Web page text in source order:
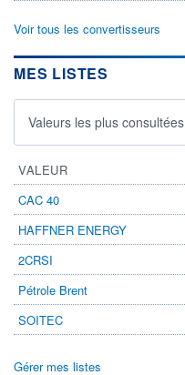
Voir tous les convertisseurs
MES LISTES
Valeurs les plus consultées
VALEUR
CAC 40
HAFFNER ENERGY
2CRSI
Pétrole Brent
SOITEC
Gérer mes listes